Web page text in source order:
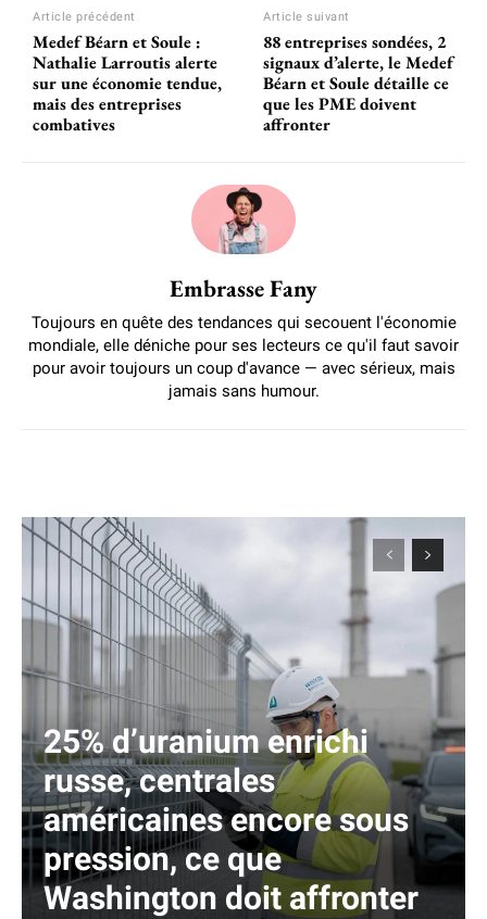
Article précédent
Medef Béarn et Soule :
Nathalie Larroutis alerte
sur une économie tendue,
mais des entreprises
combatives
Article suivant
88 entreprises sondées, 2
signaux d’alerte, le Medef
Béarn et Soule détaille ce
que les PME doivent
affronter
Embrasse Fany
Toujours en quête des tendances qui secouent l'économie
mondiale, elle déniche pour ses lecteurs ce qu'il faut savoir
pour avoir toujours un coup d'avance — avec sérieux, mais
jamais sans humour.
25% d’uranium enrichi
russe, centrales
américaines encore sous
pression, ce que
Washington doit affronter